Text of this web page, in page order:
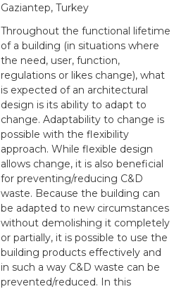
Gaziantep, Turkey
Throughout the functional lifetime
of a building (in situations where
the need, user, function,
regulations or likes change), what
is expected of an architectural
design is its ability to adapt to
change. Adaptability to change is
possible with the flexibility
approach. While flexible design
allows change, it is also beneficial
for preventing/reducing C&D
waste. Because the building can
be adapted to new circumstances
without demolishing it completely
or partially, it is possible to use the
building products effectively and
in such a way C&D waste can be
prevented/reduced. In this